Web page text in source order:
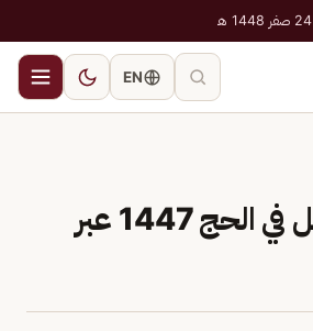
EN
كيفية التسجيل في الحج 1447 عبر